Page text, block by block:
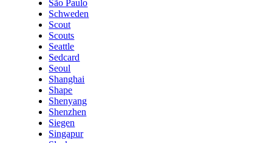
São Paulo
Schweden
Scout
Scouts
Seattle
Sedcard
Seoul
Shanghai
Shape
Shenyang
Shenzhen
Siegen
Singapur